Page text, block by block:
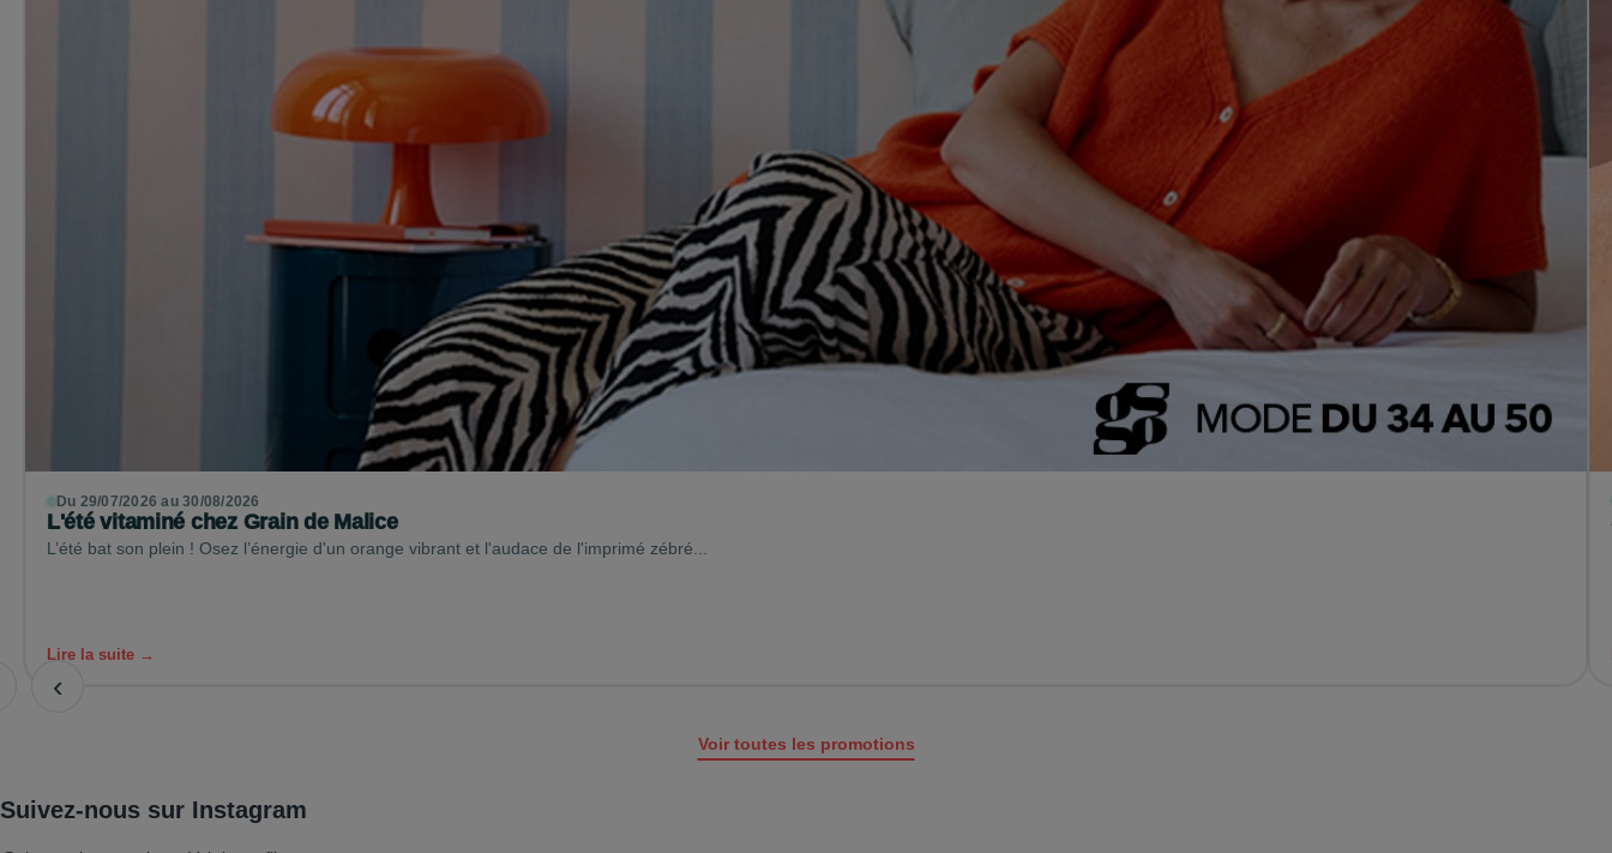
Du 29/07/2026 au 30/08/2026
L'été vitaminé chez Grain de Malice
L’été bat son plein ! Osez l’énergie d'un orange vibrant et l'audace de l'imprimé zébré...
Lire la suite →
‹
Voir toutes les promotions
Suivez-nous sur Instagram